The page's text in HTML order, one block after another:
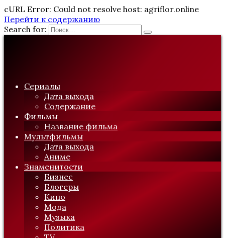
cURL Error: Could not resolve host: agriflor.online
Перейти к содержанию
Search for:
Сериалы
Дата выхода
Содержание
Фильмы
Название фильма
Мультфильмы
Дата выхода
Аниме
Знаменитости
Бизнес
Блогеры
Кино
Мода
Музыка
Политика